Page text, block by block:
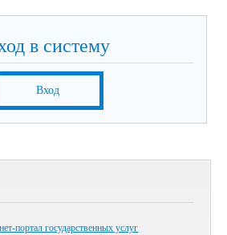
в систему
Вход
портал государственных услуг